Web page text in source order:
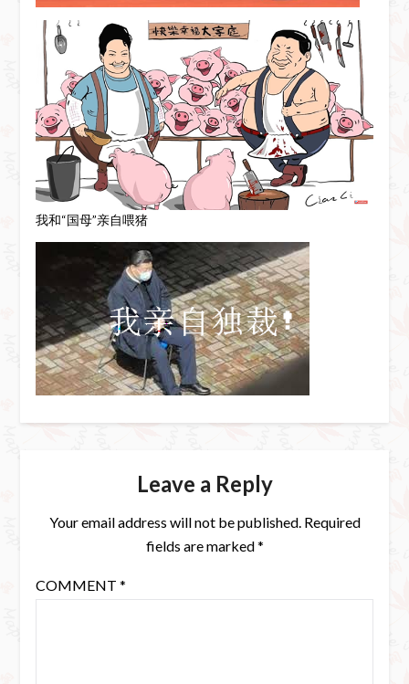
我和“国母”亲自喂猪
Leave a Reply
Your email address will not be published. Required
fields are marked*
COMMENT *